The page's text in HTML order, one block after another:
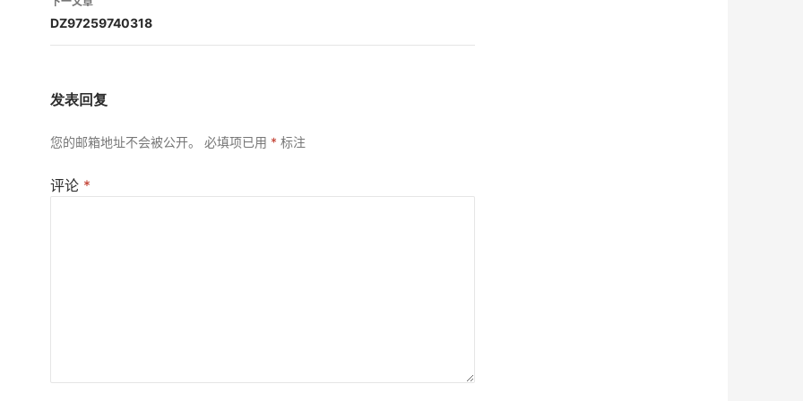
航
DZ97259740318
发表回复
您的邮箱地址不会被公开。 必填项已用 * 标注
评论 *